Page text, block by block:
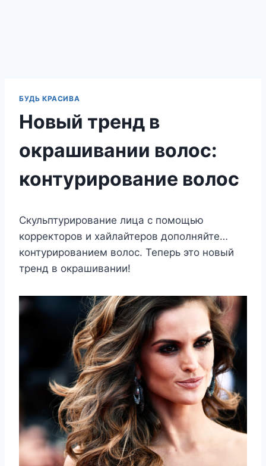
БУДЬ КРАСИВА
Новый тренд в
окрашивании волос:
контурирование волос
Скульптурирование лица с помощью
корректоров и хайлайтеров дополняйте…
контурированием волос. Теперь это новый
тренд в окрашивании!